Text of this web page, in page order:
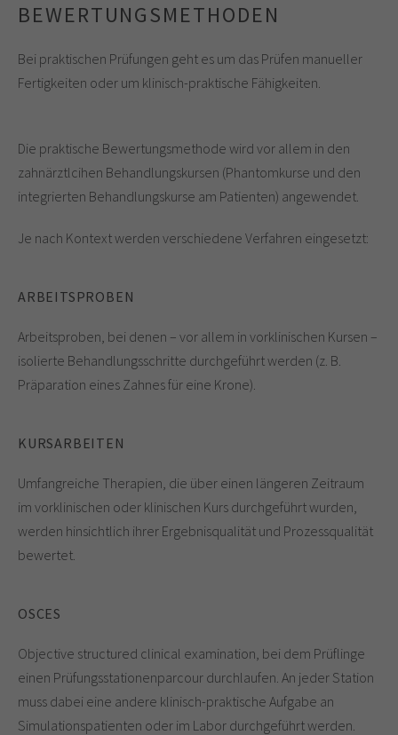
BEWERTUNGSMETHODEN
Bei praktischen Prüfungen geht es um das Prüfen manueller
Fertigkeiten oder um klinisch-praktische Fähigkeiten.
Die praktische Bewertungsmethode wird vor allem in den
zahnärztlcihen Behandlungskursen (Phantomkurse und den
integrierten Behandlungskurse am Patienten) angewendet.
Je nach Kontext werden verschiedene Verfahren eingesetzt:
ARBEITSPROBEN
Arbeitsproben, bei denen – vor allem in vorklinischen Kursen –
isolierte Behandlungsschritte durchgeführt werden (z. B.
Präparation eines Zahnes für eine Krone).
KURSARBEITEN
Umfangreiche Therapien, die über einen längeren Zeitraum
im vorklinischen oder klinischen Kurs durchgeführt wurden,
werden hinsichtlich ihrer Ergebnisqualität und Prozessqualität
bewertet.
OSCES
Objective structured clinical examination, bei dem Prüflinge
einen Prüfungsstationenparcour durchlaufen. An jeder Station
muss dabei eine andere klinisch-praktische Aufgabe an
Simulationspatienten oder im Labor durchgeführt werden.